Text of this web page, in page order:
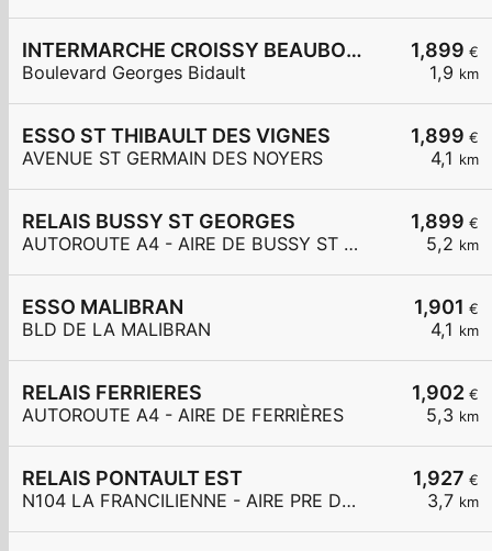
1,899 €
1,9 km
INTERMARCHE CROISSY BEAUBOURG
Boulevard Georges Bidault
1,899 €
4,1 km
ESSO ST THIBAULT DES VIGNES
AVENUE ST GERMAIN DES NOYERS
1,899 €
5,2 km
RELAIS BUSSY ST GEORGES
AUTOROUTE A4 - AIRE DE BUSSY ST GEORGES
1,901 €
4,1 km
ESSO MALIBRAN
BLD DE LA MALIBRAN
1,902 €
5,3 km
RELAIS FERRIERES
AUTOROUTE A4 - AIRE DE FERRIÈRES
1,927 €
3,7 km
RELAIS PONTAULT EST
N104 LA FRANCILIENNE - AIRE PRE DE L'AULNES ET DE LA GDE MAR